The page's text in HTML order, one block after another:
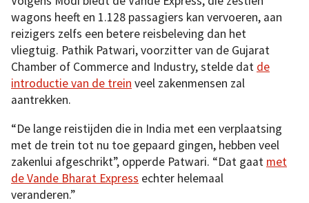
wagons heeft en 1.128 passagiers kan vervoeren, aan
reizigers zelfs een betere reisbeleving dan het
vliegtuig. Pathik Patwari, voorzitter van de Gujarat
Chamber of Commerce and Industry, stelde dat de
introductie van de trein veel zakenmensen zal
aantrekken.
“De lange reistijden die in India met een verplaatsing
met de trein tot nu toe gepaard gingen, hebben veel
zakenlui afgeschrikt”, opperde Patwari. “Dat gaat met
de Vande Bharat Express echter helemaal
veranderen.”